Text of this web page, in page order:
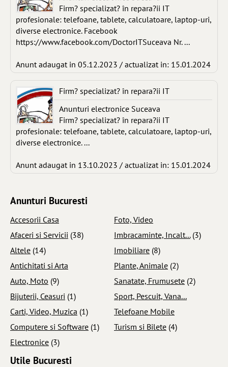
Firm? specializat? în repara?ii IT
profesionale: telefoane, tablete, calculatoare, laptop-uri,
diverse electronice. Facebook
https://www.facebook.com/DoctorITSuceava Nr. ...
Anunt adaugat in 05.12.2023 / actualizat in: 15.01.2024
Firm? specializat? în repara?ii IT
Anunturi electronice Suceava
Firm? specializat? în repara?ii IT
profesionale: telefoane, tablete, calculatoare, laptop-uri,
diverse electronice. ...
Anunt adaugat in 13.10.2023 / actualizat in: 15.01.2024
Anunturi Bucuresti
Accesorii Casa
Afaceri si Servicii (38)
Altele (14)
Antichitati si Arta
Auto, Moto (9)
Bijuterii, Ceasuri (1)
Carti, Video, Muzica (1)
Computere si Software (1)
Electronice (3)
Foto, Video
Imbracaminte, Incalt... (3)
Imobiliare (8)
Plante, Animale (2)
Sanatate, Frumusete (2)
Sport, Pescuit, Vana...
Telefoane Mobile
Turism si Bilete (4)
Utile Bucuresti